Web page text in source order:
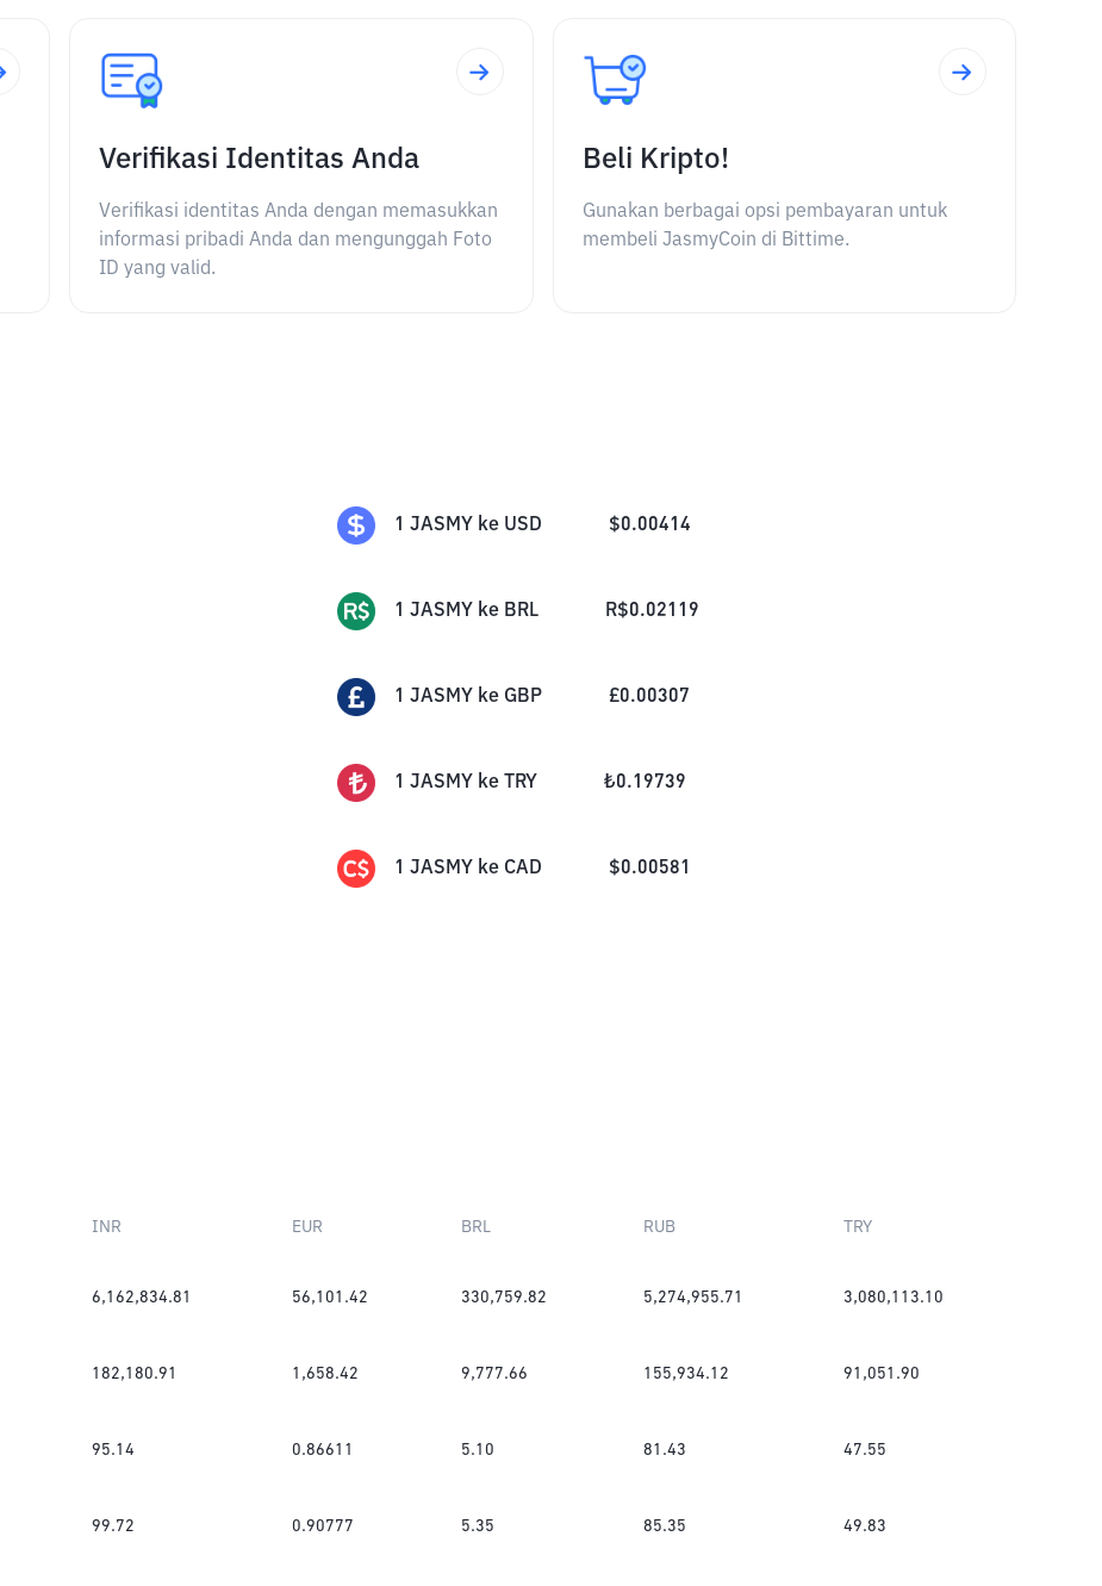
Verifikasi Identitas Anda
Verifikasi identitas Anda dengan memasukkan
informasi pribadi Anda dan mengunggah Foto
ID yang valid.
Beli Kripto!
Gunakan berbagai opsi pembayaran untuk
membeli JasmyCoin di Bittime.
1 JASMY ke USD $0.00414
1 JASMY ke BRL R$0.02119
1 JASMY ke GBP £0.00307
1 JASMY ke TRY ₺0.19739
1 JASMY ke CAD $0.00581
INR EUR BRL RUB TRY
6,162,834.81 56,101.42 330,759.82 5,274,955.71 3,080,113.10
182,180.91 1,658.42 9,777.66 155,934.12 91,051.90
95.14 0.86611 5.10 81.43 47.55
99.72 0.90777 5.35 85.35 49.83